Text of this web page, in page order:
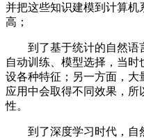
并把这些知识建模到计算机
高；
到了基于统计的自然语
自动训练、模型选择，当
设各种特征；另一方面，大
应用中会取得不同效果，
性。
到了深度学习时代，自